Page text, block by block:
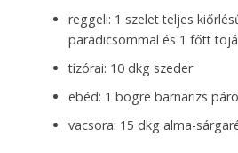
reggeli: 1 szelet teljes
paradicsommal és 1 főtt
tízórai: 10 dkg szeder
ebéd: 1 bögre barnarizs
vacsora: 15 dkg alma-